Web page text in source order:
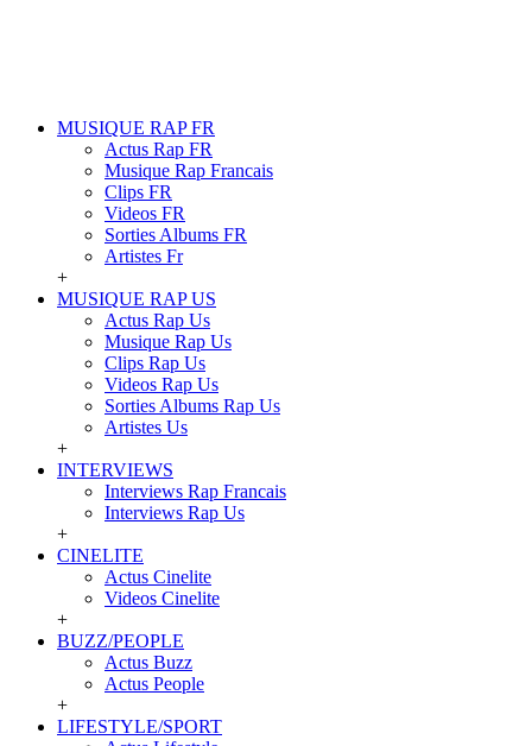
MUSIQUE RAP FR
Actus Rap FR
Musique Rap Francais
Clips FR
Videos FR
Sorties Albums FR
Artistes Fr
+
MUSIQUE RAP US
Actus Rap Us
Musique Rap Us
Clips Rap Us
Videos Rap Us
Sorties Albums Rap Us
Artistes Us
+
INTERVIEWS
Interviews Rap Francais
Interviews Rap Us
+
CINELITE
Actus Cinelite
Videos Cinelite
+
BUZZ/PEOPLE
Actus Buzz
Actus People
+
LIFESTYLE/SPORT